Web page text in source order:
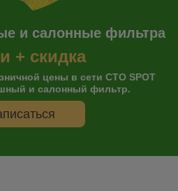
и салонные фильтра
+ скидка
цены в сети СТО SPOT
и салонный фильтр.